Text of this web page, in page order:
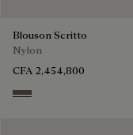
Blouson Scritto
Nylon
CFA 2,454,800
Sepia